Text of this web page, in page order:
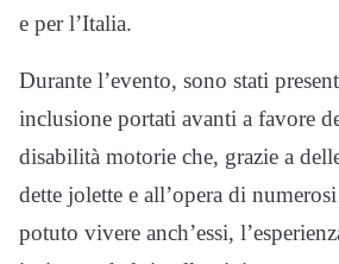
e per l’Italia.
Durante l’evento, sono stati
inclusione portati avanti a favore
disabilità motorie che, grazie a
dette jolette e all’opera di
potuto vivere anch’essi,